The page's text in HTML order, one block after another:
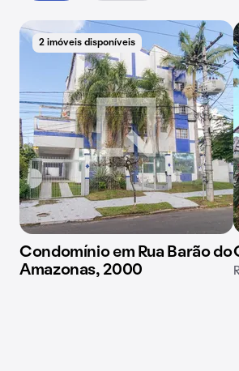
2 imóveis disponíveis
Condomínio em Rua Barão do
Amazonas, 2000